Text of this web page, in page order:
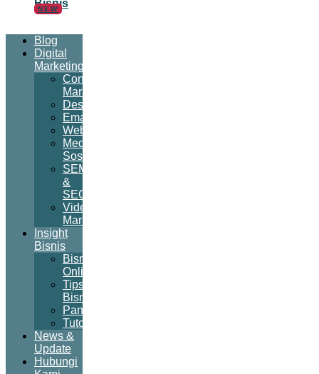
Bisnis
NEW
Blog
Digital
Marketing
Content
Marketing
Desain
Email
Website
Media
Sosial
SEM
&
SEO
Video
Marketing
Insight
Bisnis
Bisnis
Online
Tips
Bisnis
Panduan
Tutorial
News &
Update
Hubungi